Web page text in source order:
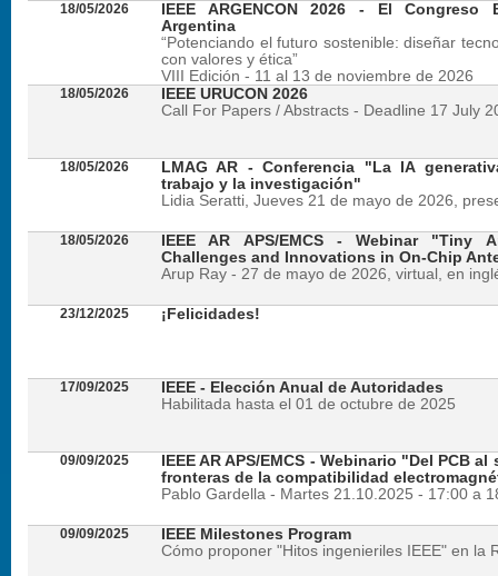
18/05/2026
IEEE ARGENCON 2026 - El
Argentina
“Potenciando el futuro sostenible: diseñar
con valores y ética”
VIII Edición - 11 al 13 de noviembre de 2026
18/05/2026
IEEE URUCON 2026
Call For Papers / Abstracts - Deadline 17 July
18/05/2026
LMAG AR - Conferencia "La IA
trabajo y la investigación"
Lidia Seratti, Jueves 21 de mayo de 2026,
18/05/2026
IEEE AR APS/EMCS - Webinar "Tiny
Challenges and Innovations in On-Chip
Arup Ray - 27 de mayo de 2026, virtual, en
23/12/2025 ¡Felicidades!
17/09/2025
IEEE - Elección Anual de Autoridades
Habilitada hasta el 01 de octubre de 2025
09/09/2025
IEEE AR APS/EMCS - Webinario "Del PCB
fronteras de la compatibilidad
Pablo Gardella - Martes 21.10.2025 - 17:00 a
09/09/2025
IEEE Milestones Program
Cómo proponer "Hitos ingenieriles IEEE" en la